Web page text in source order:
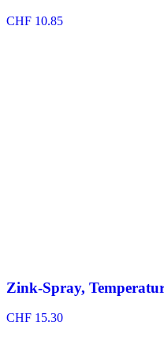
CHF 10.85
Zink-Spray,
CHF 15.30